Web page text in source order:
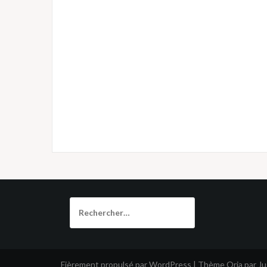
Fièrement propulsé par WordPress | Thème Oria par